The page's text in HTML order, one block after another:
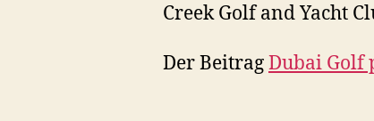
Creek Golf and Yacht
Der BeitragDubai Golf